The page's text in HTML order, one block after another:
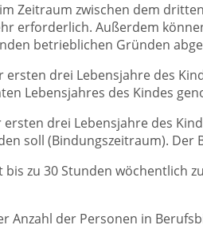
Zeitraum zwischen dem
erforderlich. Außerdem
betrieblichen Gründen
drei Lebensjahre des
Lebensjahres des Kindes
drei Lebensjahre des
soll (Bindungszeitraum).
zu 30 Stunden wöchentlich
Anzahl der Personen in